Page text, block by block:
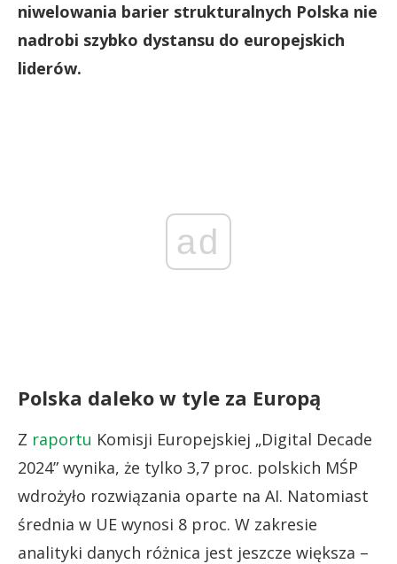
niwelowania barier strukturalnych Polska nie
nadrobi szybko dystansu do europejskich
liderów.
ad
Polska daleko w tyle za Europą
Z raportu Komisji Europejskiej „Digital Decade
2024” wynika, że tylko 3,7 proc. polskich MŚP
wdrożyło rozwiązania oparte na AI. Natomiast
średnia w UE wynosi 8 proc. W zakresie
analityki danych różnica jest jeszcze większa –